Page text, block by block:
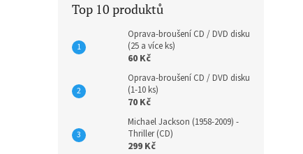
Top 10 produktů
Oprava-broušení CD / DVD disku
(25 a více ks)
60 Kč
Oprava-broušení CD / DVD disku
(1-10 ks)
70 Kč
Michael Jackson (1958-2009) -
Thriller (CD)
299 Kč